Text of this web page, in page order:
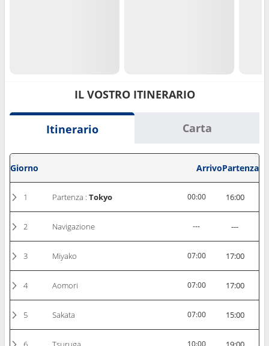
IL VOSTRO ITINERARIO
Itinerario Carta
Giorno ArrivoPartenza
1 Partenza :Tokyo 00:00 16:00
2 Navigazione --- ---
3 Miyako 07:00 17:00
4 Aomori 07:00 17:00
5 Sakata 07:00 15:00
10:00